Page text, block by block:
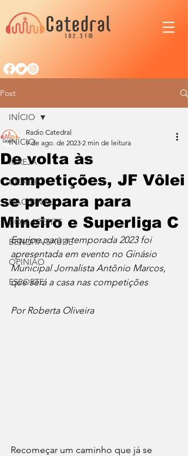
Post
INÍCIO
IGREJA
CIDADE
NACIONAL
BOM APETITE
BENDITA SAÚDE
OPINIÃO
ESPORTE
INÍCIO
De volta às
competições, JF Vôlei
se prepara para
Mineiro e Superliga C
Radio Catedral
9 de ago. de 2023 2 min de leitura
Equipe para a temporada 2023 foi
apresentada em evento no Ginásio
Municipal Jornalista Antônio Marcos,
que será a casa nas competições
Por Roberta Oliveira
Recomeçar um caminho que já se